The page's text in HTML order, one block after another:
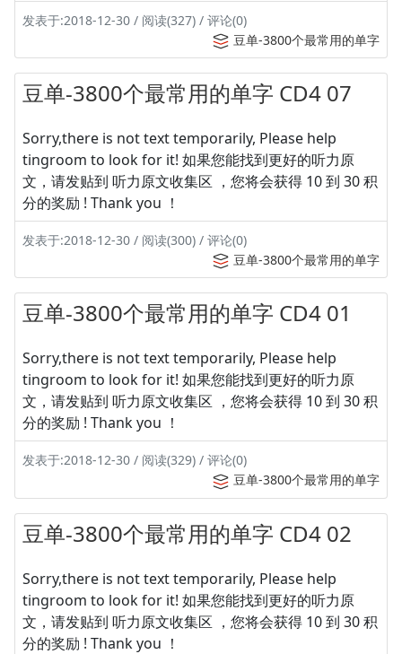
发表于:2018-12-30 / 阅读(327) / 评论(0)
豆单-3800个最常用的单字
豆单-3800个最常用的单字 CD4 07
Sorry,there is not text temporarily, Please help
tingroom to look for it! 如果您能找到更好的听力原
文，请发贴到 听力原文收集区 ，您将会获得 10 到 30 积
分的奖励 ! Thank you ！
发表于:2018-12-30 / 阅读(300) / 评论(0)
豆单-3800个最常用的单字
豆单-3800个最常用的单字 CD4 01
Sorry,there is not text temporarily, Please help
tingroom to look for it! 如果您能找到更好的听力原
文，请发贴到 听力原文收集区 ，您将会获得 10 到 30 积
分的奖励 ! Thank you ！
发表于:2018-12-30 / 阅读(329) / 评论(0)
豆单-3800个最常用的单字
豆单-3800个最常用的单字 CD4 02
Sorry,there is not text temporarily, Please help
tingroom to look for it! 如果您能找到更好的听力原
文，请发贴到 听力原文收集区 ，您将会获得 10 到 30 积
分的奖励 ! Thank you ！